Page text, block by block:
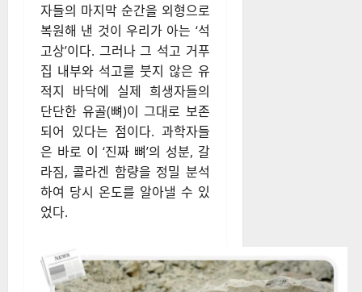
자들의 마지막 순간을 외형으로
복원해 낸 것이 우리가 아는 ‘석
고상’이다. 그러나 그 석고 거푸
집 내부와 석고를 붓지 않은 유
적지 바닥에 실제 희생자들의
단단한 유골(뼈)이 그대로 보존
되어 있다는 점이다. 과학자들
은 바로 이 ‘진짜 뼈’의 성분, 갈
라짐, 콜라겐 함량을 정밀 분석
하여 당시 온도를 알아낼 수 있
었다.